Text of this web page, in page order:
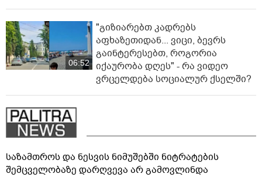
06:52
"გიზიარებთ კადრებს
აფხაზეთიდან... ვიცი, ბევრს
გაინტერესებთ, როგორია
იქაურობა დღეს" - რა ვიდეო
ვრცელდება სოციალურ ქსელში?
საზამთროს და ნესვის ნიმუშებში ნიტრატების
შემცველობაზე დარღვევა არ გამოვლინდა